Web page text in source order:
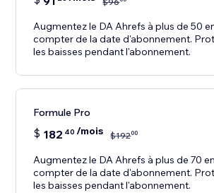
Augmentez le DA Ahrefs à plus de 50
compter de la date d'abonnement.
les baisses pendant l'abonnement.
Formule Pro
$ 182 40 /mois $19200
Augmentez le DA Ahrefs à plus de 70
compter de la date d'abonnement.
les baisses pendant l'abonnement.